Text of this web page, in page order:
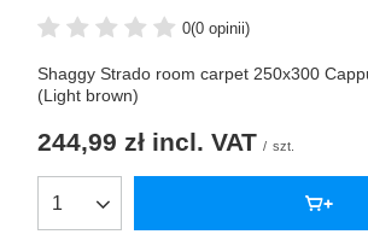
0(0 opinii)
Shaggy Strado room carpet 250x300
(Light brown)
244,99 zł incl. VAT / szt.